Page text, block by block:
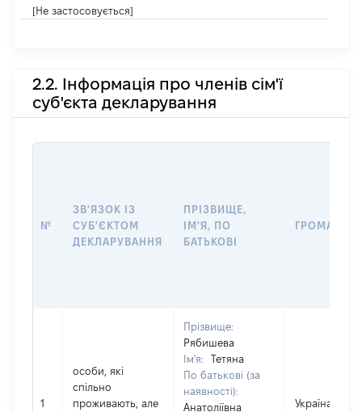
[Не застосовується]
2.2. Інформація про членів сім'ї
суб'єкта декларування
№
ЗВ'ЯЗОК ІЗ
СУБ'ЄКТОМ
ДЕКЛАРУВАННЯ
ПРІЗВИЩЕ,
ІМ'Я, ПО
БАТЬКОВІ
1
особи, які
спільно
проживають, але
Прізвище:
Рябишева
Ім'я:
Тетяна
По батькові (за
наявності):
Анатоліївна
Україна